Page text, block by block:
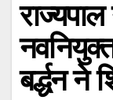
बर्द्धन ने